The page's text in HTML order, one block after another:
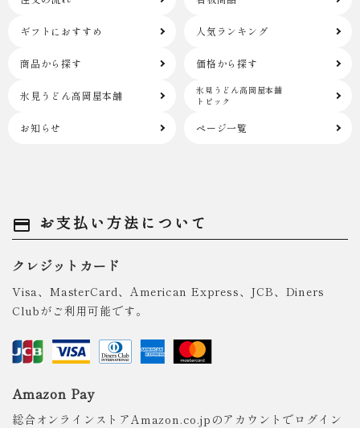
ギフトにおすすめ 人気ランキング
商品から探す 価格から探す
氷見うどん高岡屋本舗
氷見うどん高岡屋本舗
トピック
お知らせ ページ一覧
payment お支払い方法について
クレジットカード
Visa、MasterCard、American Express、JCB、Diners
Clubがご利用可能です。
Amazon Pay
総合オンラインストアAmazon.co.jpのアカウントでログイン